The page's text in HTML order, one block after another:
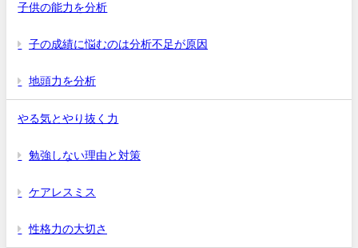
子供の能力を分析
子の成績に悩むのは分析不足が原因
地頭力を分析
やる気とやり抜く力
勉強しない理由と対策
ケアレスミス
性格力の大切さ